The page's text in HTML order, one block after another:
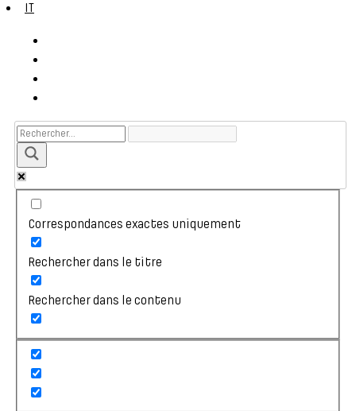
IT
Correspondances exactes uniquement
Rechercher dans le titre
Rechercher dans le contenu